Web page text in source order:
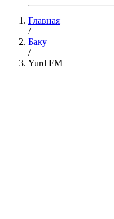
Главная
/
Баку
/
Yurd FM